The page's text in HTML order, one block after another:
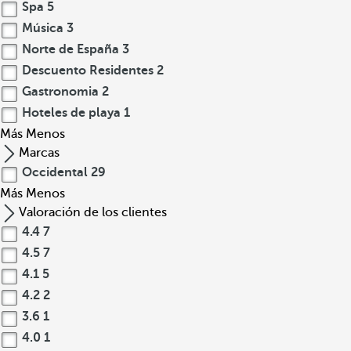
Spa 5
Música 3
Norte de España 3
Descuento Residentes 2
Gastronomia 2
Hoteles de playa 1
Más Menos
Marcas
Occidental 29
Más Menos
Valoración de los clientes
4.4 7
4.5 7
4.1 5
4.2 2
3.6 1
4.0 1